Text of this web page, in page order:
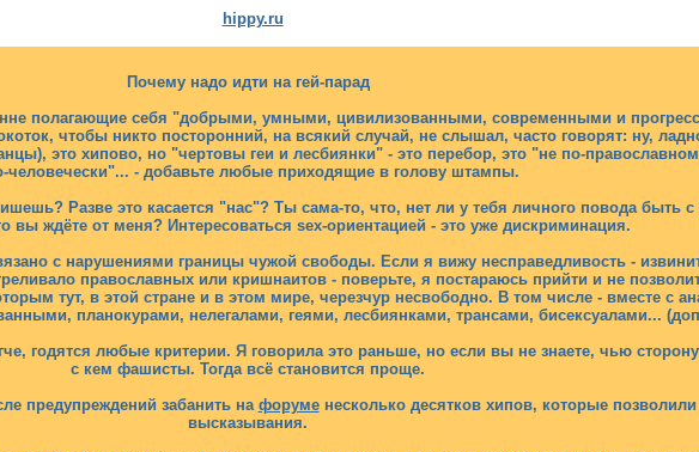
hippy.ru
Почему надо идти на гей-парад
полагающие себя "добрыми, умными, цивилизованными, современными и
чтобы никто посторонний, на всякий случай, не слышал, часто говорят: ну,
это хипово, но "чертовы геи и лесбиянки" - это перебор, это "не по-
человечески"... - добавьте любые приходящие в голову штампы.
Разве это касается "нас"? Ты сама-то, что, нет ли у тебя личного повода быть
вы ждёте от меня? Интересоваться sex-ориентацией - это уже дискриминация.
с нарушениями границы чужой свободы. Если я вижу несправедливость -
православных или кришнаитов - поверьте, я постараюсь прийти и не
тут, в этой стране и в этом мире, черезчур несвободно. В том числе - вместе с
планокурами, нелегалами, геями, лесбиянками, трансами, бисексуалами...
годятся любые критерии. Я говорила это раньше, но если вы не знаете, чью
с кем фашисты. Тогда всё становится проще.
предупреждений забанить на форуменесколько десятков хипов, которые
высказывания.